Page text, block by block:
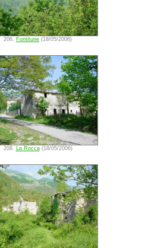
206. Fontitune (18/05/2006)
208. La Rocca(18/05/2006)